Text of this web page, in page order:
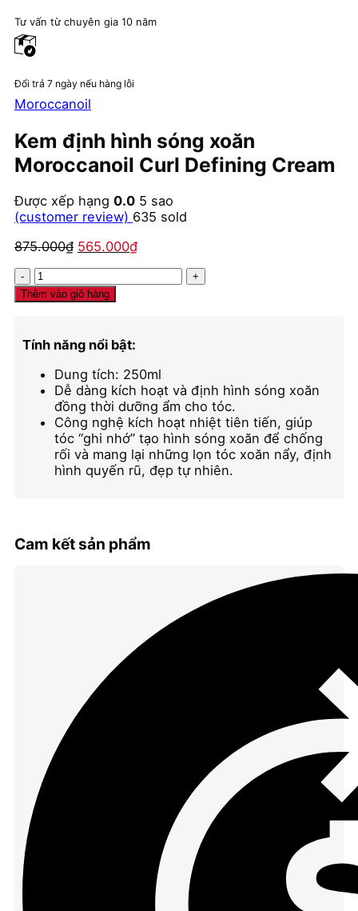
Tư vấn từ chuyên gia 10 năm
Đổi trả 7 ngày nếu hàng lỗi
Moroccanoil
Kem định hình sóng xoăn
Moroccanoil Curl Defining Cream
Được xếp hạng 0.0 5 sao
(customer review) 635 sold
875.000₫ Giá
875.000₫.
565.000₫Giá
Kem
định
hình
xoăn
Moroccanoil
Curl
Defining
Cream
số
lượng
Thêm vào giỏ hàng
Tính năng nổi bật:
Dung tích: 250ml
Dễ dàng kích hoạt và định hình sóng xoăn
đồng thời dưỡng ẩm cho tóc.
Công nghệ kích hoạt nhiệt tiên tiến, giúp
tóc “ghi nhớ” tạo hình sóng xoăn để chống
rối và mang lại những lọn tóc xoăn nẩy, định
hình quyến rũ, đẹp tự nhiên.
Cam kết sản phẩm